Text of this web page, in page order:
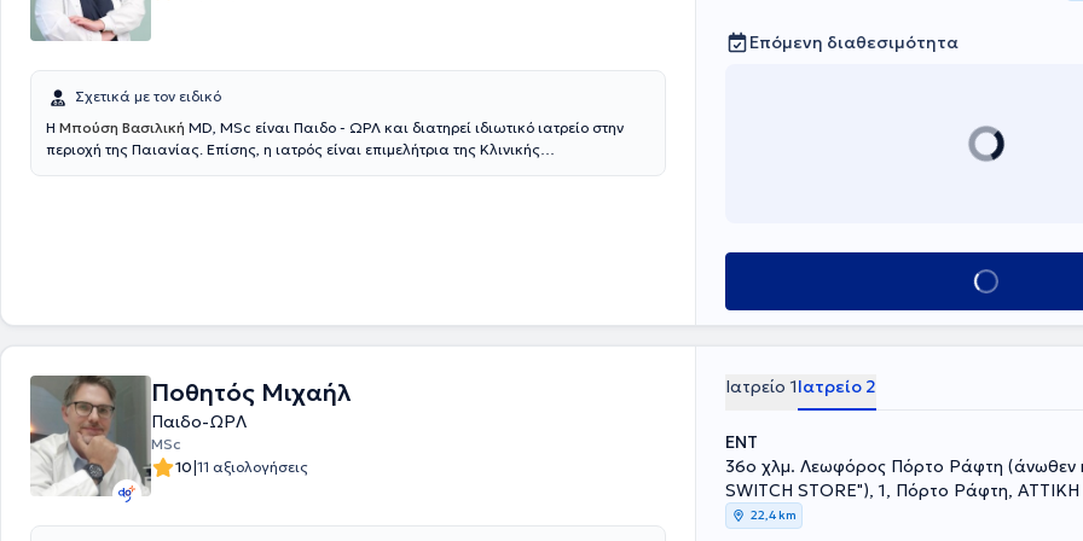
Σχετικά με τον ειδικό
Η Μπούση Βασιλική MD, MSc είναι Παιδο - ΩΡΛ και διατηρεί ιδιωτικό ιατρείο στην
περιοχή της Παιανίας. Επίσης, η ιατρός είναι επιμελήτρια της Κλινικής
Πανεπιστημίου Αθηνών (Ε.Κ.Π.Α) στο Γενικό Νοσοκομείο Αθηνών "Ιπποκράτειο". Τέλος,
η ιατρός φροντίζει ενεργά να παρακολουθεί τις εξελίξεις στον τομέα της με συμμετοχή
Επόμενη διαθεσιμότητα
Κλείσε ραντεβού
Ποθητός Μιχαήλ
Παιδο-ΩΡΛ
MSc
10|11 αξιολογήσεις
Ιατρείο 1Ιατρείο 2
ENT
36ο χλμ. Λεωφόρος Πόρτο Ράφτη (άνωθεν
SWITCH STORE"), 1, Πόρτο Ράφτη, ΑΤΤΙΚΗ
22,4 km